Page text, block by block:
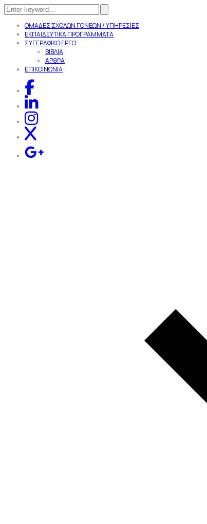
ΟΜΑΔΕΣ ΣΧΟΛΩΝ ΓΟΝΕΩΝ / ΥΠΗΡΕΣΙΕΣ
ΕΚΠΑΙΔΕΥΤΙΚΑ ΠΡΟΓΡΑΜΜΑΤΑ
ΣΥΓΓΡΑΦΙΚΟ ΕΡΓΟ
ΒΙΒΛΙΑ
ΑΡΘΡΑ
ΕΠΙΚΟΙΝΩΝΙΑ